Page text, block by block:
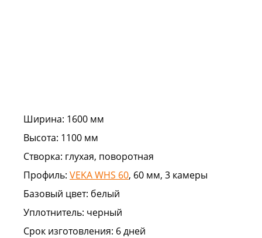
Ширина: 1600 мм
Высота: 1100 мм
Створка: глухая, поворотная
Профиль: VEKA WHS 60, 60 мм, 3 камеры
Базовый цвет: белый
Уплотнитель: черный
Срок изготовления: 6 дней